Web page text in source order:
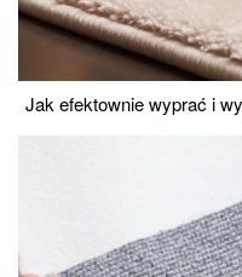
Jak efektownie wyprać i